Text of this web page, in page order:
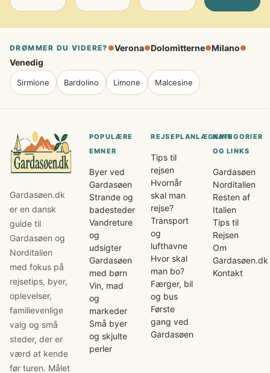
DRØMMER DU VIDERE? ●Verona●Dolomitterne●Milano●
Venedig
Sirmione Bardolino Limone Malcesine
Gardasøen.dk
er en dansk
guide til
Gardasøen og
Norditalien
med fokus på
rejsetips, byer,
oplevelser,
familievenlige
valg og små
steder, der er
værd at kende
før turen. Målet
POPULÆRE
EMNER
Byer ved
Gardasøen
Strande og
badesteder
Vandreture
og
udsigter
Gardasøen
med børn
Vin, mad
og
markeder
Små byer
og skjulte
perler
REJSEPLANLÆGNING
Tips til
rejsen
Hvornår
skal man
rejse?
Transport
og
lufthavne
Hvor skal
man bo?
Færger, bil
og bus
Første
gang ved
Gardasøen
KATEGORIER
OG LINKS
Gardasøen
Norditalien
Resten af
Italien
Tips til
Rejsen
Om
Gardasøen.dk
Kontakt